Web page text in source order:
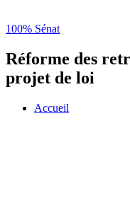
100% Sénat
Réforme des
projet de loi
Accueil